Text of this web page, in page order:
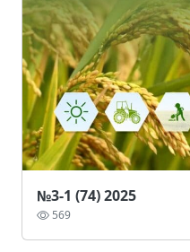
№3-1 (74) 2025
569